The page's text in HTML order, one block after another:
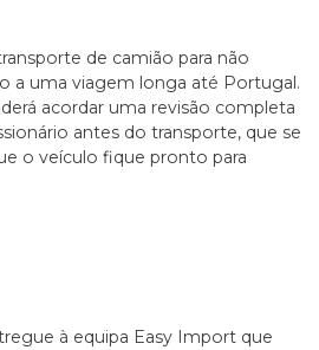
de camião para não
a uma viagem longa até Portugal.
acordar uma revisão completa
antes do transporte, que se
o veículo fique pronto para
à equipa Easy Import que